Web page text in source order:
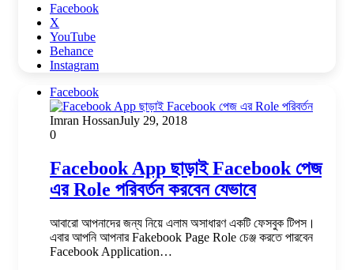
Facebook
X
YouTube
Behance
Instagram
Facebook
Imran HossanJuly 29, 2018
0
Facebook App ছাড়াই Facebook পেজ
এর Role পরিবর্তন করবেন যেভাবে
আবারো আপনাদের জন্য নিয়ে এলাম অসাধারণ একটি ফেসবুক টিপস।
এবার আপনি আপনার Fakebook Page Role চেঞ্জ করতে পারবেন
Facebook Application…